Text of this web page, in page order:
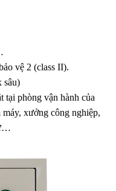
vệ 2 (class II).
sâu)
tại phòng vận hành của
xưởng công nghiệp,